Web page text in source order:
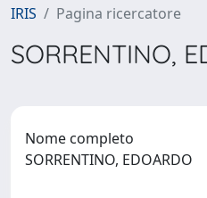
IRIS Pagina ricercatore
SORRENTINO,
Nome completo
SORRENTINO, EDOARDO